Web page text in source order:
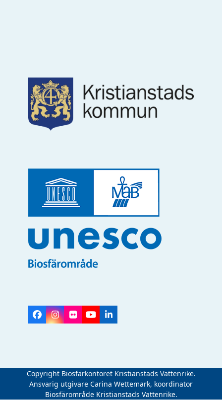
Facebook
Instagram
FlickrYouTubeLinkedIn
Copyright Biosfärkontoret Kristianstads Vattenrike.
Ansvarig utgivare Carina Wettemark, koordinator
Biosfärområde Kristianstads Vattenrike.